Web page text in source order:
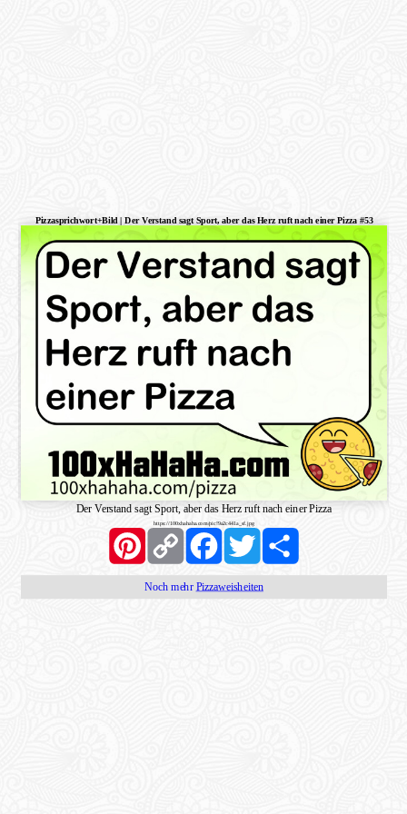
Pizzasprichwort+Bild | Der Verstand sagt Sport, aber das Herz ruft nach einer Pizza #53
Der Verstand sagt Sport, aber das Herz ruft nach einer Pizza
https://100xhahaha.com/pic!9a2c441a_sf.jpg
PinterestCopy
Link
FacebookTwitter Share
Noch mehr Pizzaweisheiten